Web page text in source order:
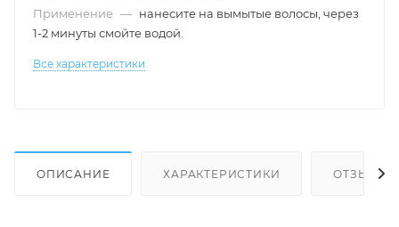
Применение — нанесите на вымытые волосы, через
1-2 минуты смойте водой.
Все характеристики
ОПИСАНИЕ ХАРАКТЕРИСТИКИ ОТЗЫВЫ